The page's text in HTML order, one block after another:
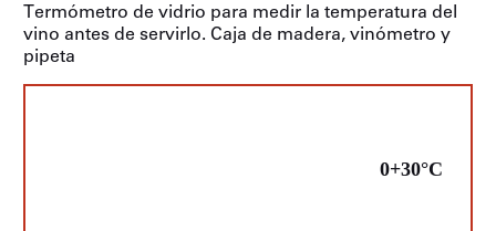
Termómetro de vidrio para medir la temperatura del
vino antes de servirlo. Caja de madera, vinómetro y
pipeta
0+30°C